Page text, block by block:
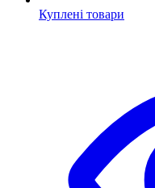
Куплені товари